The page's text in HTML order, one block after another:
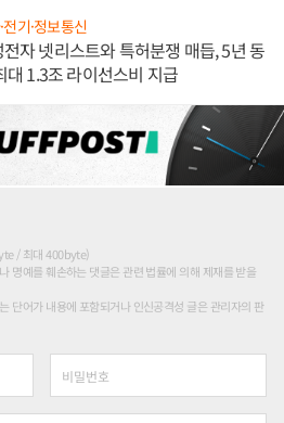
전기·정보통신
자 넷리스트와 특허분쟁 매듭, 5년 동
대 1.3조 라이선스비 지급
/ 최대 400byte)
명예를 훼손하는 댓글은 관련 법률에 의해 제재를 받을
단어가 내용에 포함되거나 인신공격성 글은 관리자의 판